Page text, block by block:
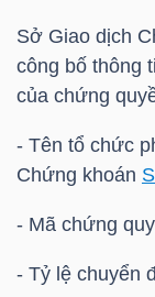
Sở Giao dịch
công bố thông
của chứng
- Tên tổ
Chứng khoán
- Mã
- Tỷ lệ
BẤT
ĐỘNG
SẢN